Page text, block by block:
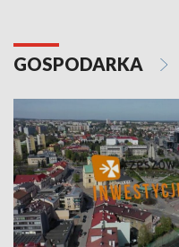
GOSPODARKA